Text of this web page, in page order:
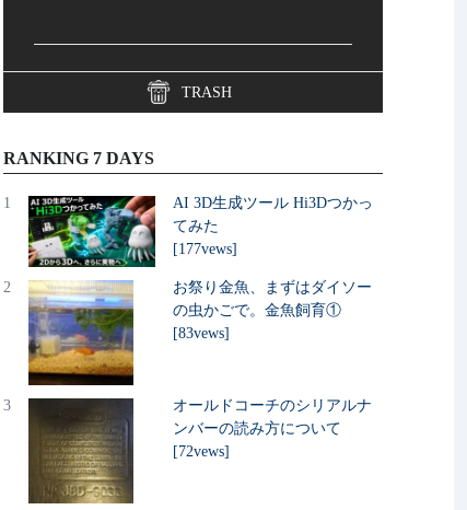
TRASH
RANKING 7 DAYS
1
AI 3D生成ツール Hi3Dつかっ
てみた
[177vews]
2
お祭り金魚、まずはダイソー
の虫かごで。金魚飼育①
[83vews]
3
オールドコーチのシリアルナ
ンバーの読み方について
[72vews]